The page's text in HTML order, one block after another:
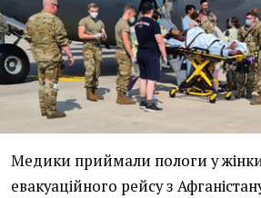
Медики приймали пологи у жінки
евакуаційного рейсу з